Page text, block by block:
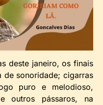
deste janeiro, os finais
de sonoridade; cigarras
puro e melodioso,
outros pássaros, na